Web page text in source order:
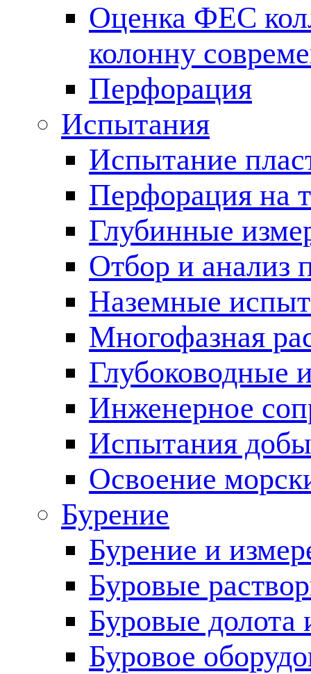
Оценка ФЕС
колонну
Перфорация
Испытания
Испытание
Перфорация на
Глубинные
Отбор и анализ
Наземные
Многофазная
Глубоководные
Инженерное
Испытания
Освоение
Бурение
Бурение и
Буровые
Буровые долота
Буровое